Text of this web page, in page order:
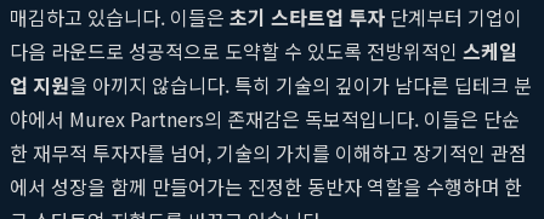
매김하고 있습니다. 이들은 초기 스타트업 투자 단계부터 기업이
다음 라운드로 성공적으로 도약할 수 있도록 전방위적인 스케일
업 지원을 아끼지 않습니다. 특히 기술의 깊이가 남다른 딥테크 분
야에서 Murex Partners의 존재감은 독보적입니다. 이들은 단순
한 재무적 투자자를 넘어, 기술의 가치를 이해하고 장기적인 관점
에서 성장을 함께 만들어가는 진정한 동반자 역할을 수행하며 한